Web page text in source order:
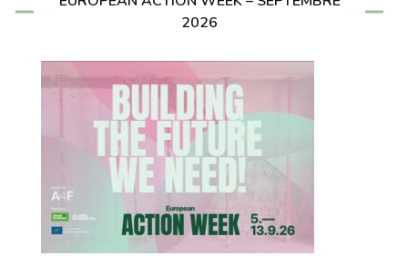
2026